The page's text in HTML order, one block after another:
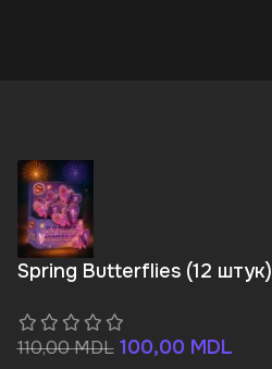
Spring Butterflies (12 штук)
110,00MDL 100,00 MDL